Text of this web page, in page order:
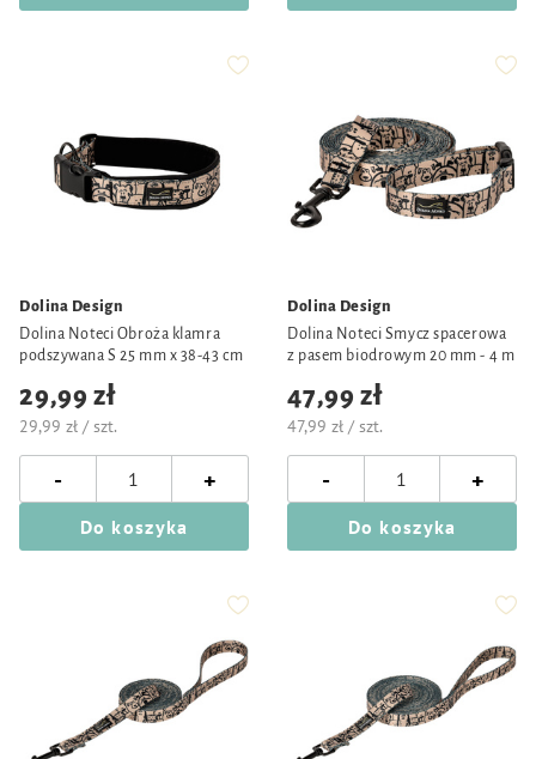
Dolina Design
Dolina Noteci Obroża klamra
podszywana S 25 mm x 38-43 cm
29,99 zł
29,99 zł / szt.
- +
Do koszyka
Dolina Design
Dolina Noteci Smycz spacerowa
z pasem biodrowym 20 mm - 4 m
47,99 zł
47,99 zł / szt.
- +
Do koszyka